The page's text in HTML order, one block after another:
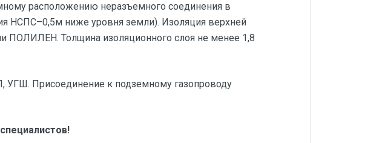
расположению неразъемного соединения в
НСПС–0,5м ниже уровня земли). Изоляция верхней
ПОЛИЛЕН. Толщина изоляционного слоя не менее 1,8
УГШ. Присоединение к подземному газопроводу